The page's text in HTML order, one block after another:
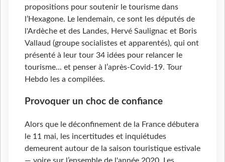
propositions pour soutenir le tourisme dans
l’Hexagone. Le lendemain, ce sont les députés de
l'Ardèche et des Landes, Hervé Saulignac et Boris
Vallaud (groupe socialistes et apparentés), qui ont
présenté à leur tour 34 idées pour relancer le
tourisme... et penser à l’après-Covid-19. Tour
Hebdo les a compilées.
Provoquer un choc de confiance
Alors que le déconfinement de la France débutera
le 11 mai, les incertitudes et inquiétudes
demeurent autour de la saison touristique estivale
— voire sur l’ensemble de l'année 2020. Les